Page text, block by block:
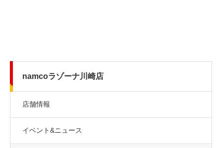
namcoラゾーナ川崎店
店舗情報
イベント&ニュース